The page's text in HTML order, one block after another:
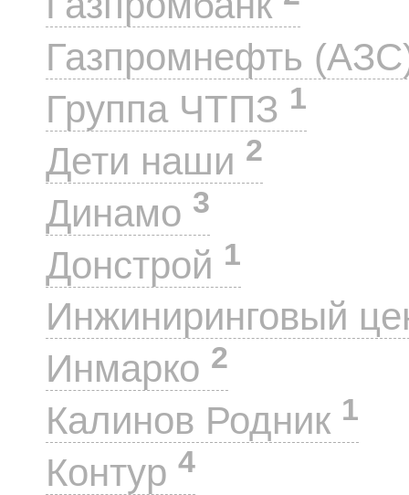
Газпромнефть
Группа ЧТПЗ 1
Дети наши 2
Динамо 3
Донстрой 1
Инжиниринговый
Инмарко 2
Калинов Родник 1
Контур 4